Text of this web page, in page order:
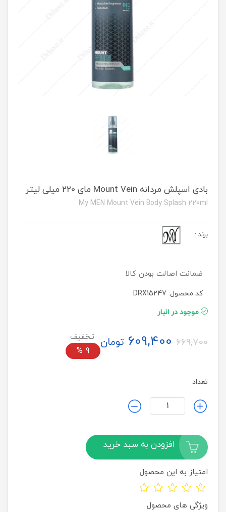
بادی اسپلش مردانه Mount Vein مای 220 میلی لیتر
My MEN Mount Vein Body Splash 220ml
برند :
ضمانت اصالت بودن کالا
کد محصول: DRX15247
موجود در انبار
669,700 تومان
9
%
تعداد
افزودن به سبد خرید
امتیاز به این محصول
ویژگی های محصول